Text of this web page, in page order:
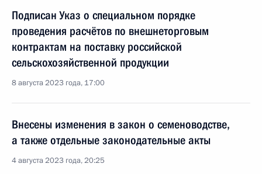
Подписан Указ о специальном порядке
проведения расчётов по внешнеторговым
контрактам на поставку российской
сельскохозяйственной продукции
8 августа 2023 года, 17:00
Внесены изменения в закон о семеноводстве,
а также отдельные законодательные акты
4 августа 2023 года, 20:25